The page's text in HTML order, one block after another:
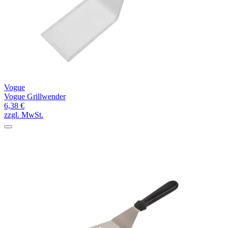
Vogue
Vogue Grillwender
6,38 €
zzgl. MwSt.